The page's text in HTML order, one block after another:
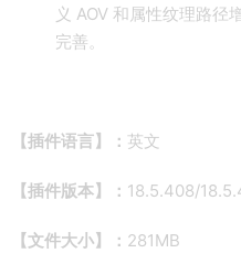
义 AOV 和属性纹理路径
完善。
【插件语言】： 英文
【插件版本】： 18.5.408/
【文件大小】： 281MB